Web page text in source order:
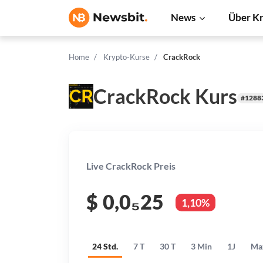
News Über
Home Krypto-Kurse CrackRock
CrackRock Kurs
Live CrackRock Preis
$ 0,0₅25 1,10%
24 Std. 7 T 30 T 3 Min 1J